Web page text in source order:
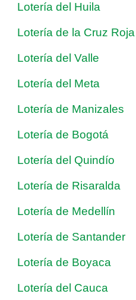
Lotería del Huila
Lotería de la Cruz Roja
Lotería del Valle
Lotería del Meta
Lotería de Manizales
Lotería de Bogotá
Lotería del Quindío
Lotería de Risaralda
Lotería de Medellín
Lotería de Santander
Lotería de Boyaca
Lotería del Cauca